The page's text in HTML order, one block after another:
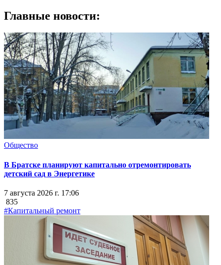
Главные новости:
Общество
В Братске планируют капитально отремонтировать
детский сад в Энергетике
7 августа 2026 г. 17:06
835
#Капитальный ремонт